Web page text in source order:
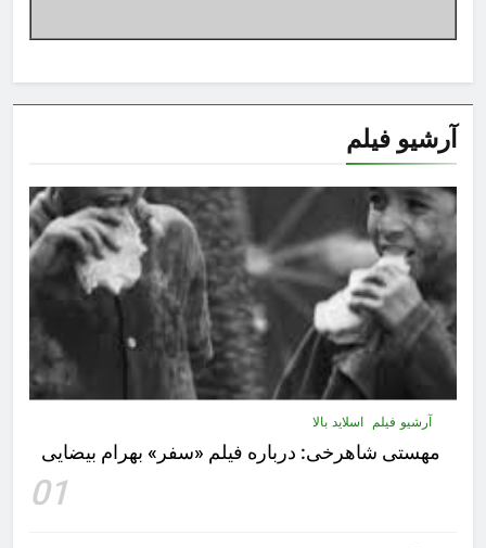
آرشیو فیلم
آرشیو فیلم اسلاید بالا
مهستى شاهرخى:‌ درباره فيلم «سفر» بهرام بیضایی
01